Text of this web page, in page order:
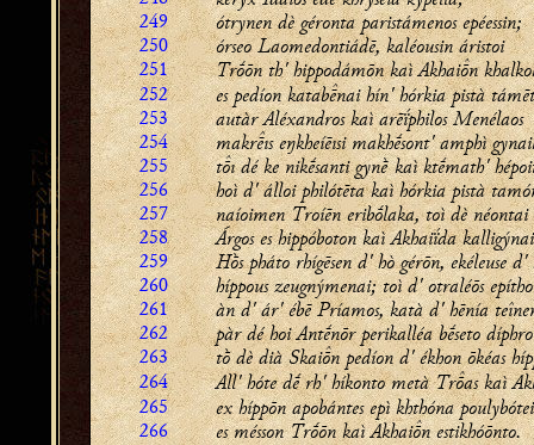
249 ótrynen dè géronta paristámenos epéessin;
250 órseo Laomedontiádē, kaléousin áristoi
251 Trṓōn th' hippodámōn kaì Akhain
252 es pedíon katabnai hín' hórkia pistà
253 autàr Aléxandros kaì arēḯphilos Menélaos
254 makrıs eŋkheíēısi makhḗsont' amphì
255 tı dé ke nikḗsanti gynḕ kaì ktḗmath'
256 hoì d' álloi philótēta kaì hórkia pistà
257 naíoimen Troíēn eribṓlaka, toì dè néontai
258 Árgos es hippóboton kaì Akhaiḯda
259 Hṑs pháto rhígēsen d' hò gérōn, ekéleuse d'
260 híppous zeugnýmenai; toì d' otraléōs
261 àn d' ár' ébē Príamos, katà d' hēnía
262 pàr dé hoi Antḗnōr perikalléa bḗseto
263 tṑ dè dià Skain pedíon d' ékhon ōkéas
264 All' hóte dḗ rh' híkonto metà Tras kaì
265 ex híppōn apobántes epì khthóna
266 es mésson Trṓōn kaì Akhain estikhóōnto.